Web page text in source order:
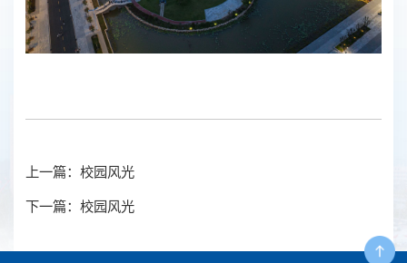
上一篇：校园风光
下一篇：校园风光